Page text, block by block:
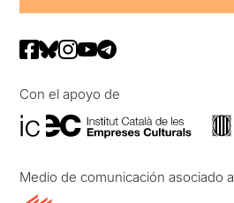
Con el apoyo de
Medio de comunicación asociado a